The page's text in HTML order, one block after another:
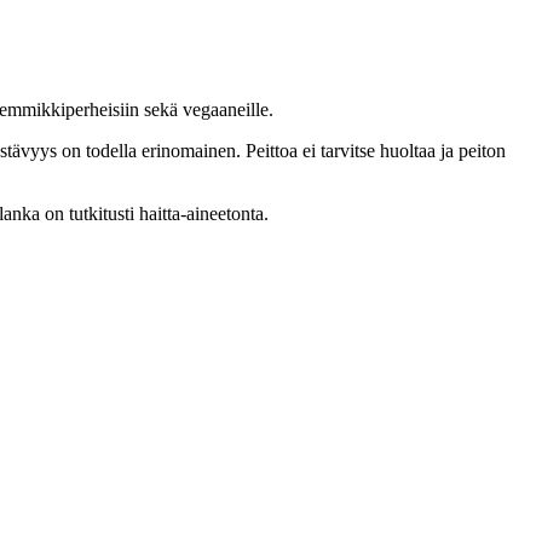
sekä vegaaneille.
on todella erinomainen. Peittoa ei tarvitse huoltaa ja peiton
on tutkitusti haitta-aineetonta.